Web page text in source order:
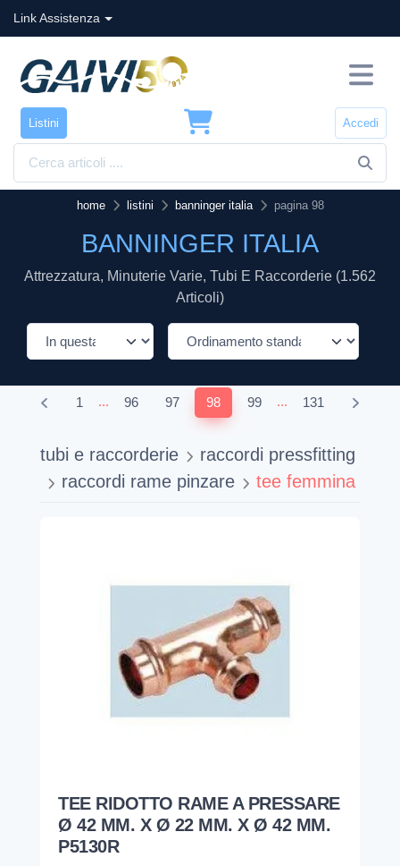
Link Assistenza
Listini Accedi
home listini banninger italia pagina 98
BANNINGER ITALIA
Attrezzatura, Minuterie Varie, Tubi E Raccorderie (1.562
Articoli)
1 ... 96 97 98 99 ... 131
tubi e raccorderie
raccordi pressfitting
raccordi rame pinzare
tee femmina
TEE RIDOTTO RAME A PRESSARE
Ø 42 MM. X Ø 22 MM. X Ø 42 MM.
P5130R